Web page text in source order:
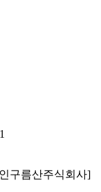
구름산주식회사]